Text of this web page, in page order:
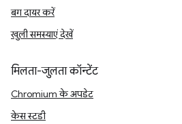
बग दायर करें
खुली समस्याएं देखें
मिलता-जुलता कॉन्टेंट
Chromium के अपडेट
केस स्टडी